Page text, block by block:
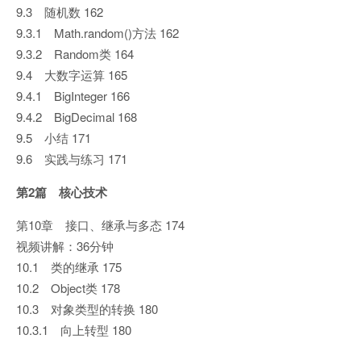
9.3 随机数 162
9.3.1 Math.random()方法 162
9.3.2 Random类 164
9.4 大数字运算 165
9.4.1 BigInteger 166
9.4.2 BigDecimal 168
9.5 小结 171
9.6 实践与练习 171
第2篇 核心技术
第10章 接口、继承与多态 174
视频讲解：36分钟
10.1 类的继承 175
10.2 Object类 178
10.3 对象类型的转换 180
10.3.1 向上转型 180